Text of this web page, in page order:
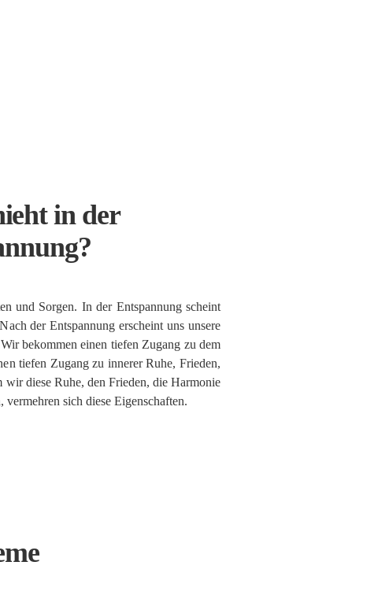
in der
und Sorgen. In der Entspannung scheint
der Entspannung erscheint uns unsere
bekommen einen tiefen Zugang zu dem
tiefen Zugang zu innerer Ruhe, Frieden,
diese Ruhe, den Frieden, die Harmonie
sich diese Eigenschaften.